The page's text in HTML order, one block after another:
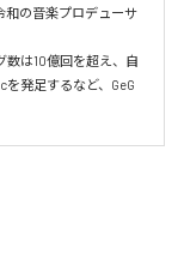
和の音楽プロデューサ
数は10億回を超え、自
発足するなど、GeG